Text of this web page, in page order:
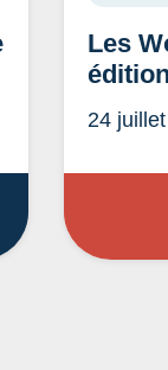
éphémère
Les
24